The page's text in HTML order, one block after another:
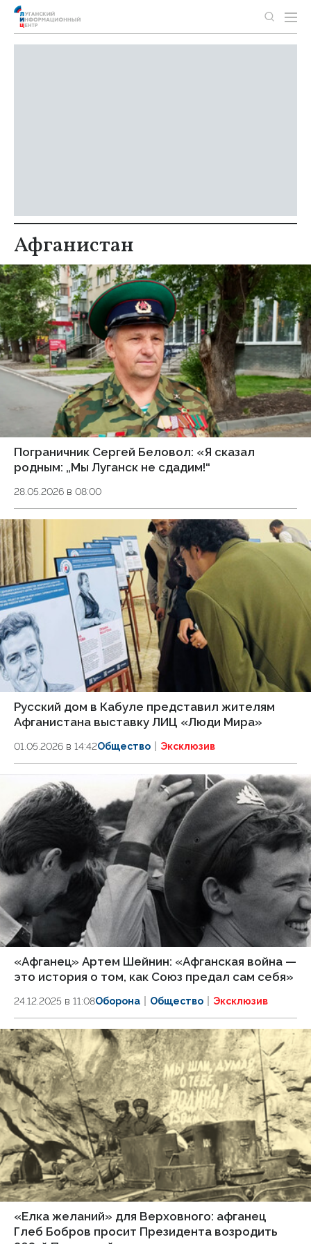
Афганистан
Пограничник Сергей Беловол: «Я сказал
родным: „Мы Луганск не сдадим!“
28.05.2026 в 08:00
Русский дом в Кабуле представил жителям
Афганистана выставку ЛИЦ «Люди Мира»
01.05.2026 в 14:42Общество Эксклюзив
«Афганец» Артем Шейнин: «Афганская война —
это история о том, как Союз предал сам себя»
24.12.2025 в 11:08Оборона Общество Эксклюзив
«Елка желаний» для Верховного: афганец
Глеб Бобров просит Президента возродить